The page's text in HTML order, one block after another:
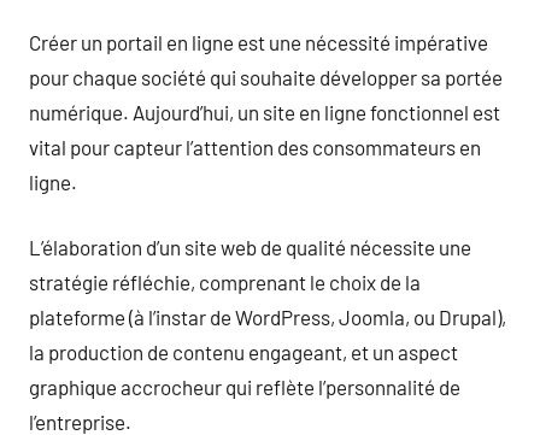
Créer un portail en ligne est une nécessité impérative
pour chaque société qui souhaite développer sa portée
numérique. Aujourd’hui, un site en ligne fonctionnel est
vital pour capteur l’attention des consommateurs en
ligne.
L’élaboration d’un site web de qualité nécessite une
stratégie réfléchie, comprenant le choix de la
plateforme (à l’instar de WordPress, Joomla, ou Drupal),
la production de contenu engageant, et un aspect
graphique accrocheur qui reflète l’personnalité de
l’entreprise.